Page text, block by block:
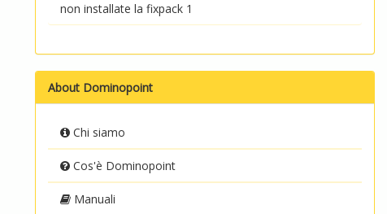
non installate la fixpack 1
About Dominopoint
Chi siamo
Cos'è Dominopoint
Manuali